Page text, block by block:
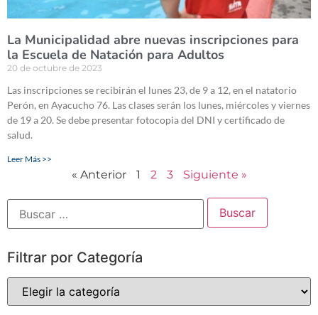
La Municipalidad abre nuevas inscripciones para
la Escuela de Natación para Adultos
20 de octubre de 2023
Las inscripciones se recibirán el lunes 23, de 9 a 12, en el natatorio
Perón, en Ayacucho 76. Las clases serán los lunes, miércoles y viernes
de 19 a 20. Se debe presentar fotocopia del DNI y certificado de
salud.
Leer Más >>
« Anterior 1 2 3 Siguiente »
Filtrar por Categoría